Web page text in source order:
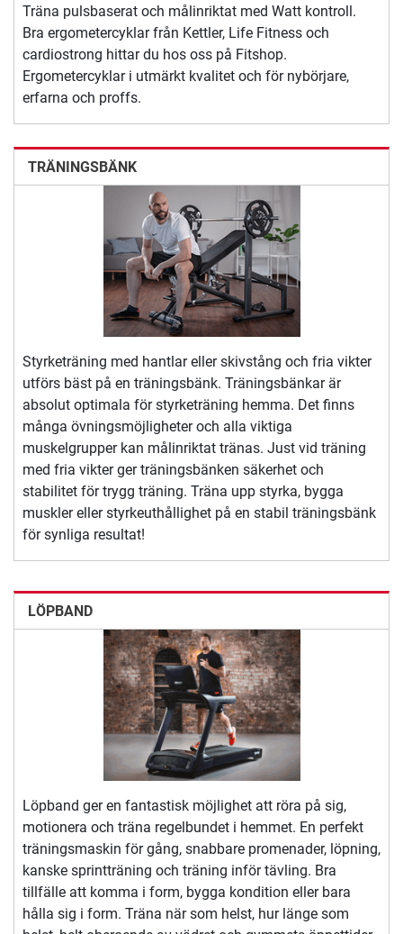
Träna pulsbaserat och målinriktat med Watt kontroll.
Bra ergometercyklar från Kettler, Life Fitness och
cardiostrong hittar du hos oss på Fitshop.
Ergometercyklar i utmärkt kvalitet och för nybörjare,
erfarna och proffs.
TRÄNINGSBÄNK
Styrketräning med hantlar eller skivstång och fria vikter
utförs bäst på en träningsbänk. Träningsbänkar är
absolut optimala för styrketräning hemma. Det finns
många övningsmöjligheter och alla viktiga
muskelgrupper kan målinriktat tränas. Just vid träning
med fria vikter ger träningsbänken säkerhet och
stabilitet för trygg träning. Träna upp styrka, bygga
muskler eller styrkeuthållighet på en stabil träningsbänk
för synliga resultat!
LÖPBAND
Löpband ger en fantastisk möjlighet att röra på sig,
motionera och träna regelbundet i hemmet. En perfekt
träningsmaskin för gång, snabbare promenader, löpning,
kanske sprintträning och träning inför tävling. Bra
tillfälle att komma i form, bygga kondition eller bara
hålla sig i form. Träna när som helst, hur länge som